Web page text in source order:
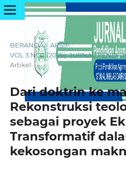
BERANDA / ARSIP /
VOL 3 NO 1 (2026): JURNAL
Artikel
Dari doktrin ke
Rekonstruksi
sebagai proyek
Transformatif
kekosongan